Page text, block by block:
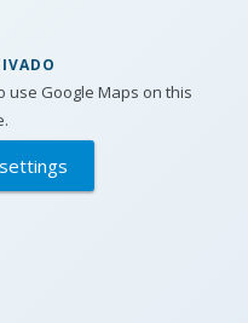
use Google Maps on this